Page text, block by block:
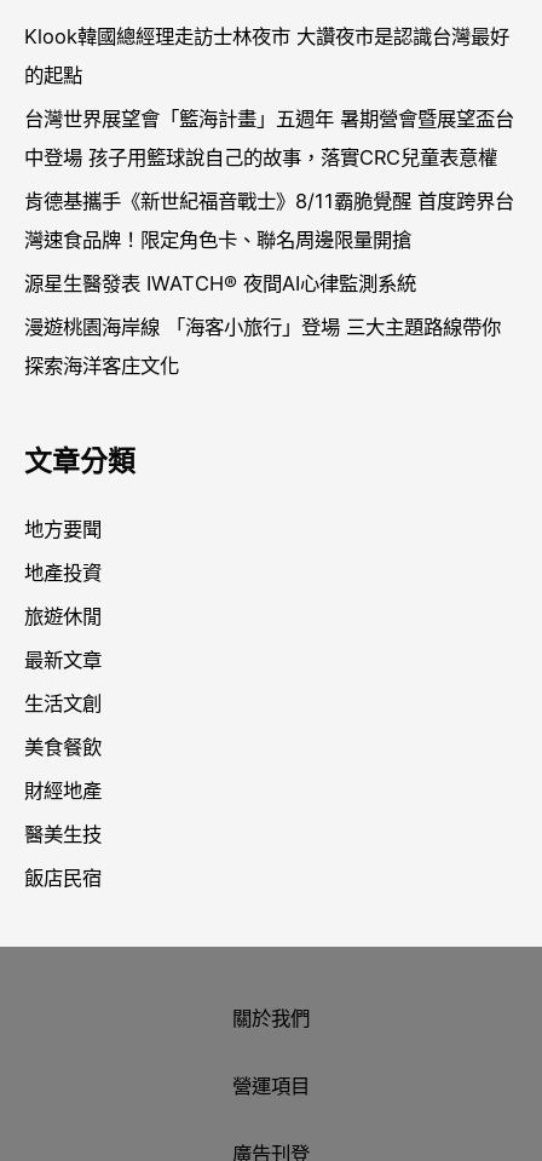
Klook韓國總經理走訪士林夜市 大讚夜市是認識台灣最好
的起點
台灣世界展望會「籃海計畫」五週年 暑期營會暨展望盃台
中登場 孩子用籃球說自己的故事，落實CRC兒童表意權
肯德基攜手《新世紀福音戰士》8/11霸脆覺醒 首度跨界台
灣速食品牌！限定角色卡、聯名周邊限量開搶
源星生醫發表 IWATCH® 夜間AI心律監測系統
漫遊桃園海岸線 「海客小旅行」登場 三大主題路線帶你
探索海洋客庄文化
文章分類
地方要聞
地產投資
旅遊休閒
最新文章
生活文創
美食餐飲
財經地產
醫美生技
飯店民宿
關於我們
營運項目
廣告刊登